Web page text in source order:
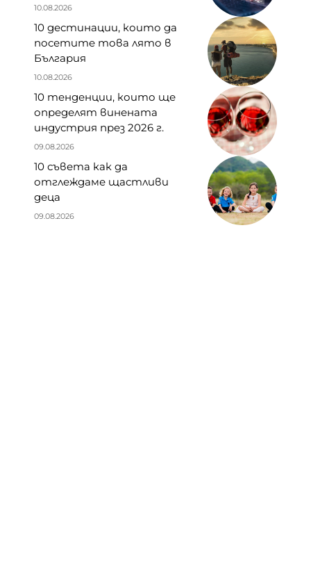
10.08.2026
10 дестинации, които да
посетите това лято в
България
10.08.2026
10 тенденции, които ще
определят винената
индустрия през 2026 г.
09.08.2026
10 съвета как да
отглеждаме щастливи
деца
09.08.2026